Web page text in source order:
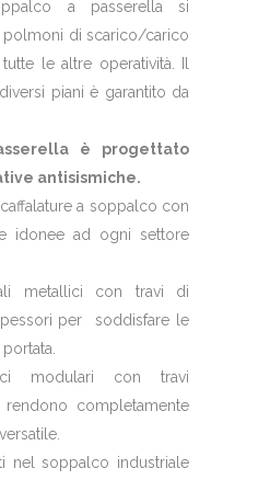
a passerella si
polmoni di scarico/carico
le altre operatività. Il
piani è garantito da
è progettato
antisismiche.
a soppalco con
idonee ad ogni settore
metallici con travi di
per soddisfare le
modulari con travi
completamente
nel soppalco industriale